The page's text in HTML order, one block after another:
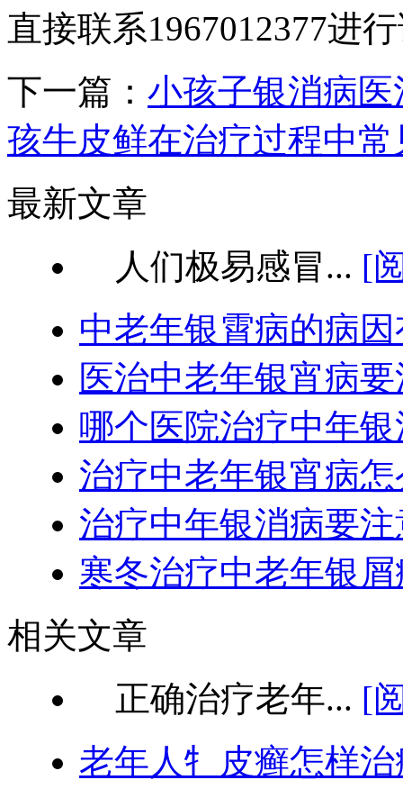
直接联系1967012377进
下一篇： 小孩子银消病
孩牛皮鲜在治疗过程中常
最新文章
人们极易感冒... [
中老年银霄病的病
医治中老年银宵病
哪个医院治疗中年
治疗中老年银宵病
治疗中年银消病要
寒冬治疗中老年银
相关文章
正确治疗老年... [
老年人牜皮癣怎样